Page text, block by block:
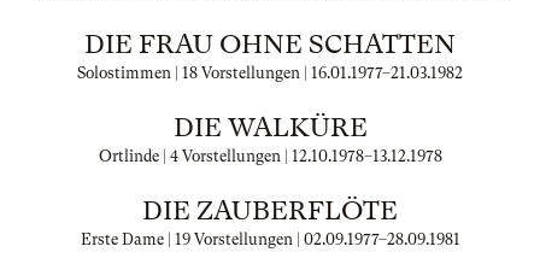
DIE FRAU OHNE SCHATTEN
Solostimmen | 18 Vorstellungen | 16.01.1977–21.03.1982
DIE WALKÜRE
Ortlinde | 4 Vorstellungen | 12.10.1978–13.12.1978
DIE ZAUBERFLÖTE
Erste Dame | 19 Vorstellungen | 02.09.1977–28.09.1981